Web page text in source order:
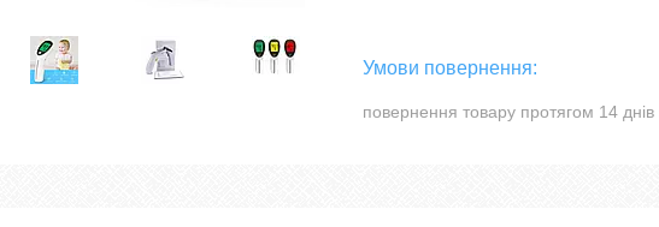
повернення товару протягом 14 днів